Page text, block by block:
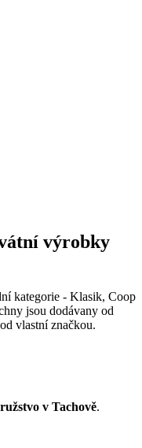
výrobky
kategorie - Klasik, Coop
jsou dodávany od
vlastní značkou.
v Tachově.